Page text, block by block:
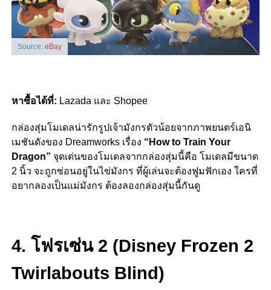
Source: eBay
หาซื้อได้ที่: Lazada และ Shopee
กล่องสุ่มโมเดลน่ารักรูปเจ้ามังกรตัวน้อยจากภาพยนตร์เอนิ
เมชันดังของ Dreamworks เรื่อง “How to Train Your
Dragon” จุดเด่นของโมเดลจากกล่องสุ่มนี้คือ โมเดลมีขนาด
2 นิ้ว จะถูกซ่อนอยู่ในไข่มังกร ที่ผู้เล่นจะต้องฟูมฟักเอง ใครที่
อยากลองเป็นแม่มังกร ต้องลองกล่องสุ่มนี้กันดู
4. โฟรเซ่น 2 (Disney Frozen 2
Twirlabouts Blind)